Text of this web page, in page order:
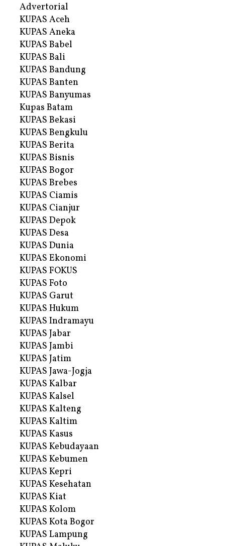
Advertorial
KUPAS Aceh
KUPAS Aneka
KUPAS Babel
KUPAS Bali
KUPAS Bandung
KUPAS Banten
KUPAS Banyumas
Kupas Batam
KUPAS Bekasi
KUPAS Bengkulu
KUPAS Berita
KUPAS Bisnis
KUPAS Bogor
KUPAS Brebes
KUPAS Ciamis
KUPAS Cianjur
KUPAS Depok
KUPAS Desa
KUPAS Dunia
KUPAS Ekonomi
KUPAS FOKUS
KUPAS Foto
KUPAS Garut
KUPAS Hukum
KUPAS Indramayu
KUPAS Jabar
KUPAS Jambi
KUPAS Jatim
KUPAS Jawa-Jogja
KUPAS Kalbar
KUPAS Kalsel
KUPAS Kalteng
KUPAS Kaltim
KUPAS Kasus
KUPAS Kebudayaan
KUPAS Kebumen
KUPAS Kepri
KUPAS Kesehatan
KUPAS Kiat
KUPAS Kolom
KUPAS Kota Bogor
KUPAS Lampung